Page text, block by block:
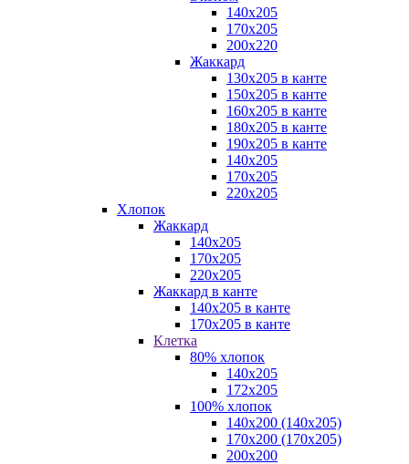
140х205
170х205
200х220
Жаккард
130х205 в канте
150х205 в канте
160х205 в канте
180х205 в канте
190х205 в канте
140х205
170х205
220х205
Хлопок
Жаккард
140x205
170х205
220х205
Жаккард в канте
140х205 в канте
170х205 в канте
Клетка
80% хлопок
140x205
172х205
100% хлопок
140x200 (140х205)
170x200 (170х205)
200х200